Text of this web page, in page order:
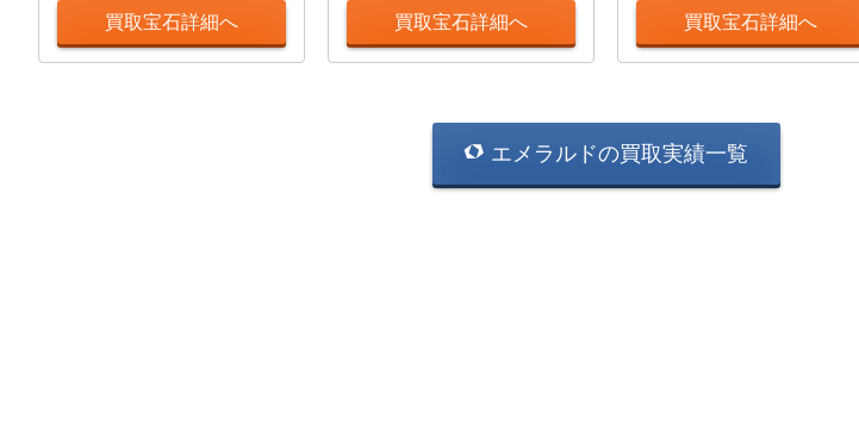
買取宝石詳細へ 買取宝石詳細へ 買取宝石詳細へ
エメラルドの買取実績一覧